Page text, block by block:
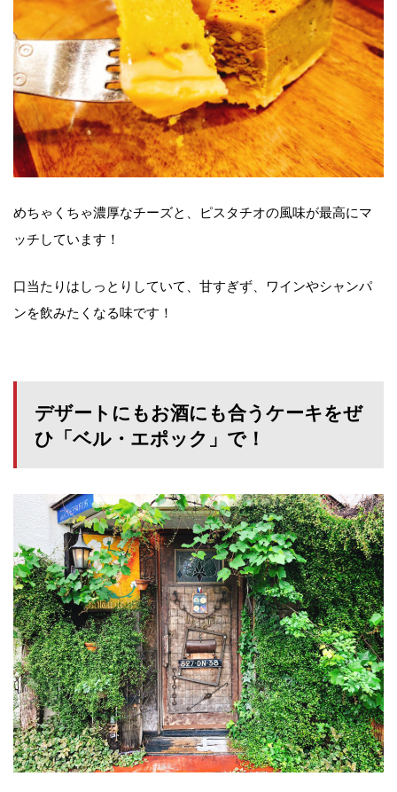
めちゃくちゃ濃厚なチーズと、ピスタチオの風味が最高にマ
ッチしています！
口当たりはしっとりしていて、甘すぎず、ワインやシャンパ
ンを飲みたくなる味です！
デザートにもお酒にも合うケーキをぜ
ひ「ベル・エポック」で！